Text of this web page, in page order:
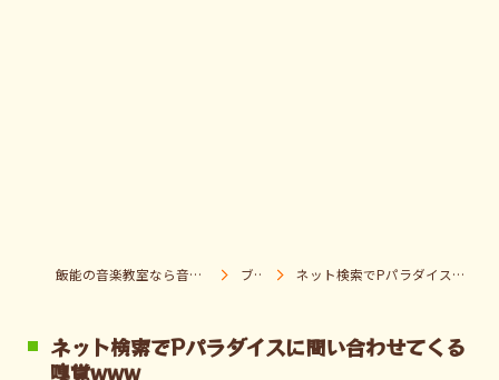
飯能の音楽教室なら音楽童クラブ Pパラダイス ブログ ネット検索でPパラダイスに問い合わせてくる嗅覚www
ネット検索でPパラダイスに問い合わせてくる
嗅覚www